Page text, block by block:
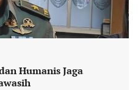
Humanis Jaga